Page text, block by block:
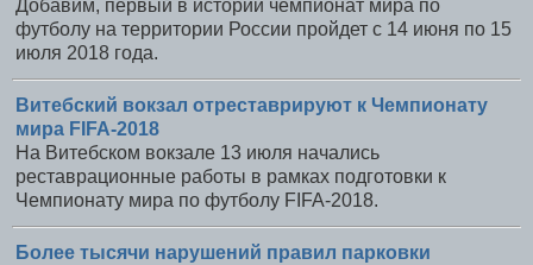
Добавим, первый в истории чемпионат мира по
футболу на территории России пройдет с 14 июня по 15
июля 2018 года.
Витебский вокзал отреставрируют к Чемпионату
мира FIFA-2018
На Витебском вокзале 13 июля начались
реставрационные работы в рамках подготовки к
Чемпионату мира по футболу FIFA-2018.
Более тысячи нарушений правил парковки